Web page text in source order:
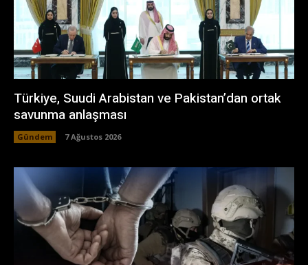
Türkiye, Suudi Arabistan ve Pakistan’dan ortak
savunma anlaşması
Gündem 7 Ağustos 2026